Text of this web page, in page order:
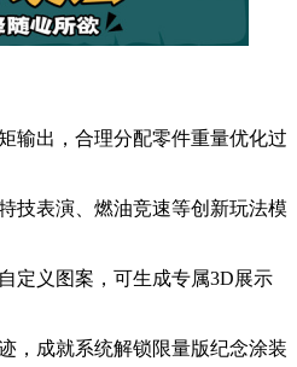
输出，合理分配零件重量优化过
技表演、燃油竞速等创新玩法模
定义图案，可生成专属3D展示
，成就系统解锁限量版纪念涂装